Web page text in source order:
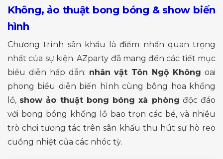
Không, ảo thuật bong bóng & show biến
hình
Chương trình sân khấu là điểm nhấn quan trọng
nhất của sự kiện. AZparty đã mang đến các tiết mục
biểu diễn hấp dẫn: nhân vật Tôn Ngộ Không oai
phong biểu diễn biến hình cùng bông hoa khổng
lồ, show ảo thuật bong bóng xà phòng độc đáo
với bong bóng khổng lồ bao trọn các bé, và nhiều
trò chơi tương tác trên sân khấu thu hút sự hò reo
cuồng nhiệt của các nhóc tỳ.